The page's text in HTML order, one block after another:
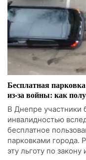
Бесплатная
из-за войны: как
В Днепре участники
инвалидностью
бесплатное
парковками города.
эту льготу по